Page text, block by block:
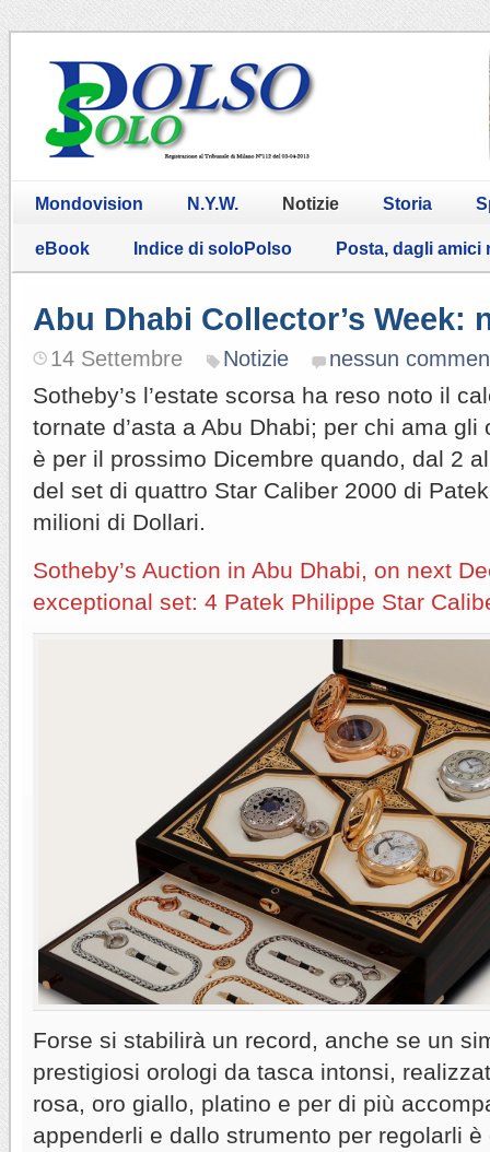
Mondovision N.Y.W. Notizie Storia
eBook Indice di soloPolso Posta, dagli amici
Abu Dhabi Collector’s Week:
14 Settembre Notizie nessun
Sotheby’s l’estate scorsa ha reso noto il
tornate d’asta a Abu Dhabi; per chi ama gli
è per il prossimo Dicembre quando, dal 2
del set di quattro Star Caliber 2000 di
milioni di Dollari.
Sotheby’s Auction in Abu Dhabi, on next
exceptional set: 4 Patek Philippe Star
Forse si stabilirà un record, anche se un
prestigiosi orologi da tasca intonsi,
rosa, oro giallo, platino e per di più
appenderli e dallo strumento per regolarli